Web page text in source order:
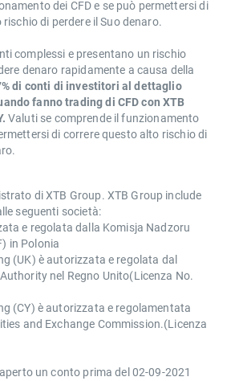
dei CFD e se può permettersi di
di perdere il Suo denaro.
complessi e presentano un rischio
denaro rapidamente a causa della
di conti di investitori al dettaglio
fanno trading di CFD con XTB
Valuti se comprende il funzionamento
di correre questo alto rischio di
di XTB Group. XTB Group include
seguenti società:
e regolata dalla Komisja Nadzoru
in Polonia
(UK) è autorizzata e regolata dal
nel Regno Unito(Licenza No.
(CY) è autorizzata e regolamentata
and Exchange Commission.(Licenza
un conto prima del 02-09-2021